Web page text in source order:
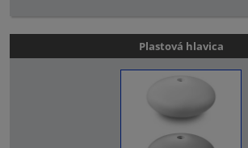
Plastová hlavica